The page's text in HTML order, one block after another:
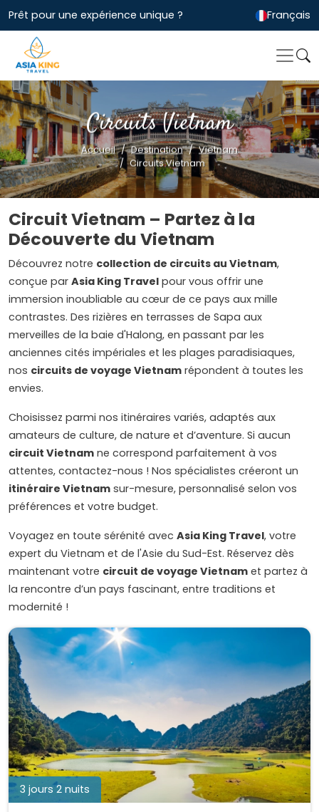
Prêt pour une expérience unique ? Français
Circuits Vietnam
Accueil Destination
Vietnam
Circuits Vietnam
Circuit Vietnam – Partez à la
Découverte du Vietnam
Découvrez notre collection de circuits au Vietnam,
conçue par Asia King Travel pour vous offrir une
immersion inoubliable au cœur de ce pays aux mille
contrastes. Des rizières en terrasses de Sapa aux
merveilles de la baie d'Halong, en passant par les
anciennes cités impériales et les plages paradisiaques,
nos circuits de voyage Vietnam répondent à toutes les
envies.
Choisissez parmi nos itinéraires variés, adaptés aux
amateurs de culture, de nature et d’aventure. Si aucun
circuit Vietnam ne correspond parfaitement à vos
attentes, contactez-nous ! Nos spécialistes créeront un
itinéraire Vietnam sur-mesure, personnalisé selon vos
préférences et votre budget.
Voyagez en toute sérénité avec Asia King Travel, votre
expert du Vietnam et de l'Asie du Sud-Est. Réservez dès
maintenant votre circuit de voyage Vietnam et partez à
la rencontre d’un pays fascinant, entre traditions et
modernité !
3 jours 2 nuits